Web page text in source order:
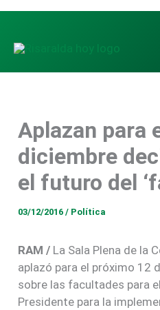
Aplazan para
diciembre
el futuro del
03/12/2016/ Política
RAM / La Sala Plena de la
aplazó para el próximo 12
sobre las facultades para
Presidente para la